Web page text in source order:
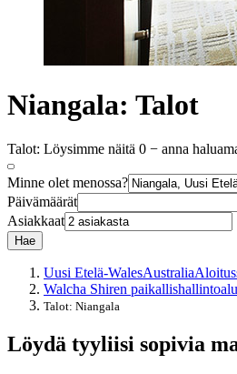
Niangala: Talot
Talot: Löysimme näitä 0 − anna
Minne olet menossa?
Päivämäärät
Asiakkaat
Hae
Uusi Etelä-WalesAustralia
Walcha Shiren
Talot: Niangala
Löydä tyyliisi sopivia